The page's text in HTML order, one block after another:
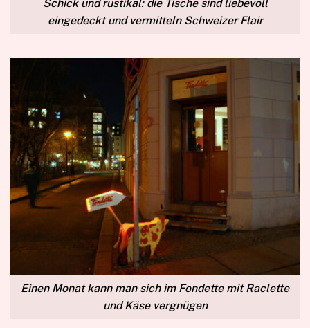
Schick und rustikal: die Tische sind liebevoll
eingedeckt und vermitteln Schweizer Flair
Einen Monat kann man sich im Fondette mit Raclette
und Käse vergnügen